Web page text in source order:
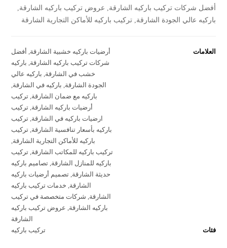
أفضل شركات تركيب باركيه الشارقة, عروض تركيب باركيه الشارقة,
باركيه عالي الجودة الشارقة, تركيب باركيه للأماكن التجارية الشارقة
العلامات أرضيات باركيه خشبية الشارقة
أفضل
شركات تركيب باركيه الشارقة باركيه
خشب في الشارقة باركيه عالي
الجودة الشارقة باركيه في الشارقة
باركيه مع ضمان الشارقة تركيب
أرضيات باركيه الشارقة تركيب
ارضيات باركيه في الشارقة تركيب
باركيه بأسعار تنافسية الشارقة تركيب
باركيه للأماكن التجارية الشارقة
تركيب باركيه للمكاتب الشارقة تركيب
باركيه للمنازل الشارقة تصاميم باركيه
حديثة الشارقة تصميم أرضيات باركيه
الشارقة خدمات تركيب باركيه
الشارقة شركات متخصصة في تركيب
باركيه الشارقة عروض تركيب باركيه
الشارقة
فئات
تركيب باركيه